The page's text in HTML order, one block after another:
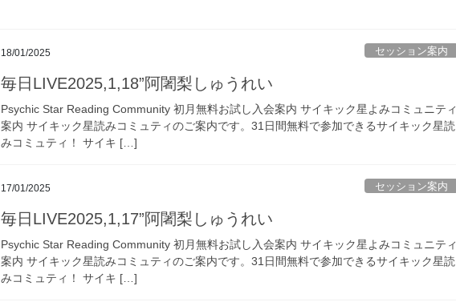
18/01/2025 セッション案内
毎日LIVE2025,1,18”阿闍梨しゅうれい
Psychic Star Reading Community 初月無料お試し入会案内 サイキック星よみコミュニティ
案内 サイキック星読みコミュティのご案内です。31日間無料で参加できるサイキック星読
みコミュティ！ サイキ […]
17/01/2025 セッション案内
毎日LIVE2025,1,17”阿闍梨しゅうれい
Psychic Star Reading Community 初月無料お試し入会案内 サイキック星よみコミュニティ
案内 サイキック星読みコミュティのご案内です。31日間無料で参加できるサイキック星読
みコミュティ！ サイキ […]